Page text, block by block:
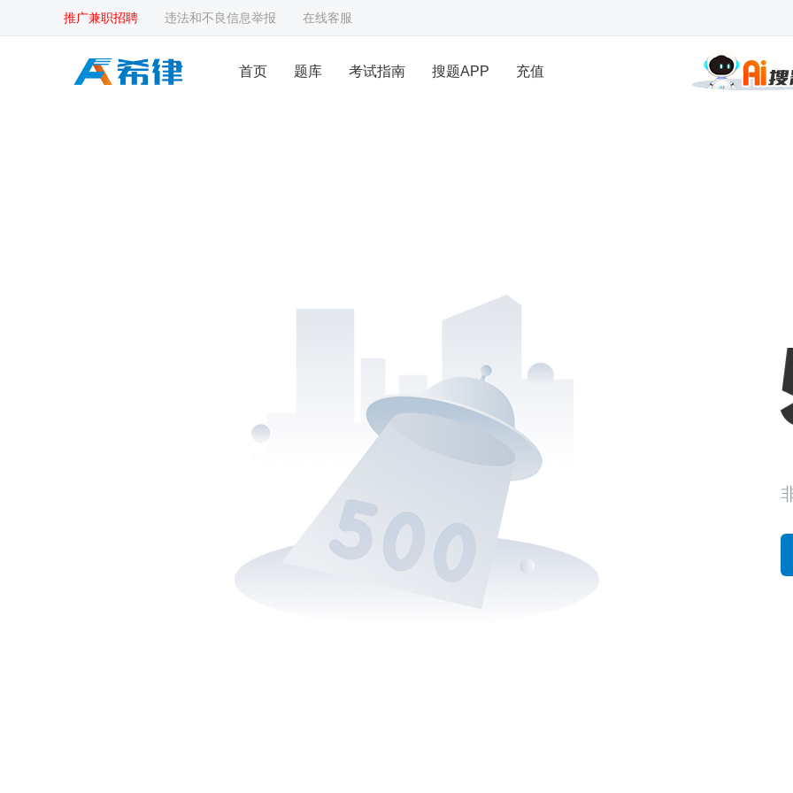
推广兼职招聘 违法和不良信息举报 在线客服
首页 题库 考试指南 搜题APP 充值